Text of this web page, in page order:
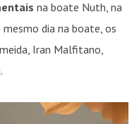
na boate Nuth, na
dia na boate, os
Iran Malfitano,